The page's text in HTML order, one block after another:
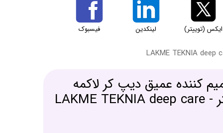
شامپو خشک
دئودورانت و ضد تعریق
پالت سایه
پرایمر و پایه آرایش
کننده عمیق دیپ کر لاکمه
حجم 300 میلی لیتر - LAKME TEKNIA deep care
ایکس (توییتر) لینکدین فیسبوک